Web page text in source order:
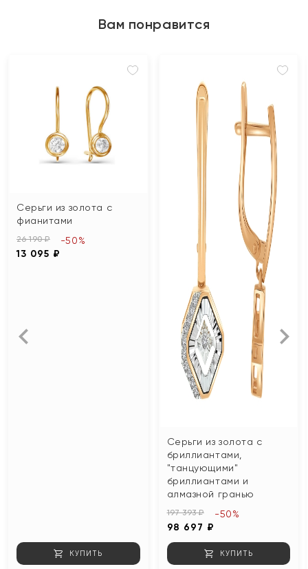
Вам понравится
Серьги из золота с
фианитами
26 190 ₽
13 095 ₽
-50%
КУПИТЬ
Серьги из золота с
бриллиантами,
"танцующими"
бриллиантами и
алмазной гранью
197 393 ₽
98 697 ₽
-50%
КУПИТЬ